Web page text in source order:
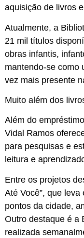
aquisição de livros
Atualmente, a
21 mil títulos
obras infantis,
mantendo-se como
vez mais presente
Muito além dos
Além do
Vidal Ramos
para pesquisas e
leitura e
Entre os projetos
Até Você”, que
pontos da cidade,
Outro destaque é a
realizada